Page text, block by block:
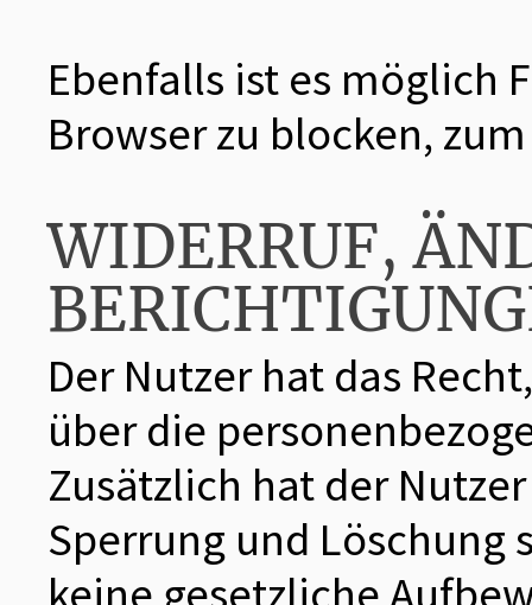
Ebenfalls ist es möglich
Browser zu blocken,
WIDERRUF,
Der Nutzer hat das
über die
Zusätzlich hat der
Sperrung und Löschung